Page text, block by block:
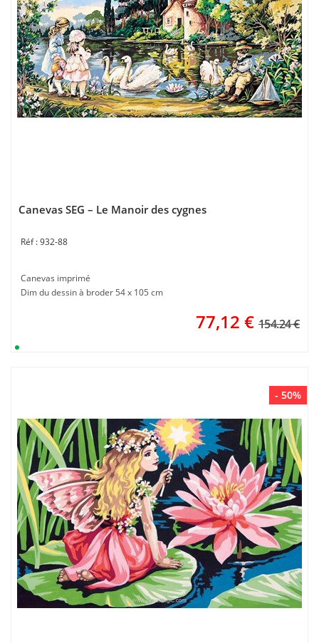
Canevas SEG – Le Manoir des cygnes
932-88
Canevas imprimé
Dim du dessin à broder 54 x 105 cm
77,12 € 154.24 €
- 50%